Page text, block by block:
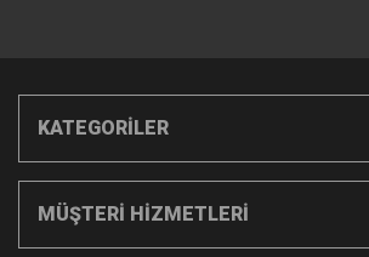
KATEGORİLER
MÜŞTERİ HİZMETLERİ